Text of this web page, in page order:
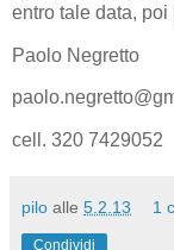
entro tale data,
Paolo Negretto
cell. 320 7429052
pilo alle 5.2.13 1
Condividi